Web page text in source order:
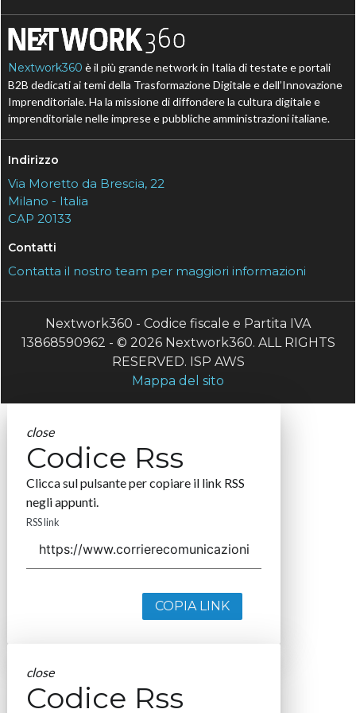
Nextwork360 è il più grande network in Italia di testate e portali
B2B dedicati ai temi della Trasformazione Digitale e dell’Innovazione
Imprenditoriale. Ha la missione di diffondere la cultura digitale e
imprenditoriale nelle imprese e pubbliche amministrazioni italiane.
Indirizzo
Via Moretto da Brescia, 22
Milano - Italia
CAP 20133
Contatti
Contatta il nostro team per maggiori informazioni
Nextwork360 - Codice fiscale e Partita IVA
13868590962 - © 2026 Nextwork360. ALL RIGHTS
RESERVED. ISP AWS
Mappa del sito
close
Codice Rss
Clicca sul pulsante per copiare il link RSS
negli appunti.
RSS link
COPIA LINK
close
Codice Rss